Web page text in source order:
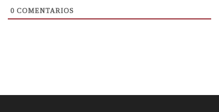
0 COMENTARIOS